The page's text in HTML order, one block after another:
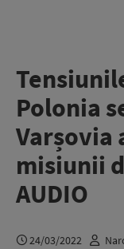
Polonia
Varșovia
misiunii
AUDIO
24/03/2022